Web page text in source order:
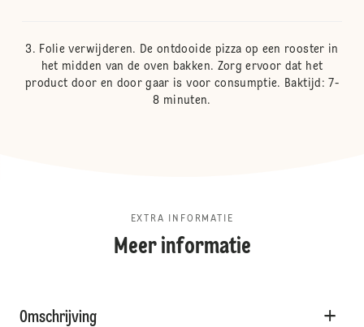
Folie verwijderen. De ontdooide pizza op een rooster in
het midden van de oven bakken. Zorg ervoor dat het
product door en door gaar is voor consumptie. Baktijd: 7-
8 minuten.
EXTRA INFORMATIE
Meer informatie
Omschrijving